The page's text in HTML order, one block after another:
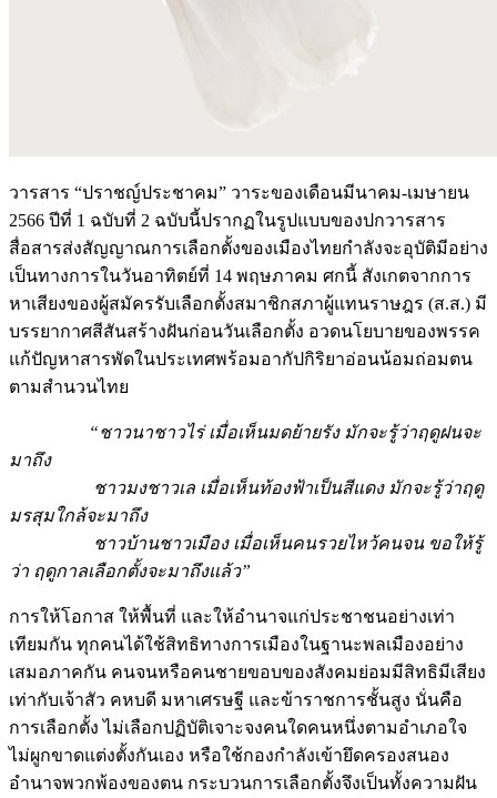
วารสาร “ปราชญ์ประชาคม” วาระของเดือนมีนาคม-เมษายน
2566 ปีที่ 1 ฉบับที่ 2 ฉบับนี้ปรากฏในรูปแบบของปกวารสาร
สื่อสารส่งสัญญาณการเลือกตั้งของเมืองไทยกำลังจะอุบัติมีอย่าง
เป็นทางการในวันอาทิตย์ที่ 14 พฤษภาคม ศกนี้ สังเกตจากการ
หาเสียงของผู้สมัครรับเลือกตั้งสมาชิกสภาผู้แทนราษฎร (ส.ส.) มี
บรรยากาศสีสันสร้างฝันก่อนวันเลือกตั้ง อวดนโยบายของพรรค
แก้ปัญหาสารพัดในประเทศพร้อมอากัปกิริยาอ่อนน้อมถ่อมตน
ตามสำนวนไทย
“ชาวนาชาวไร่ เมื่อเห็นมดย้ายรัง มักจะรู้ว่าฤดูฝนจะ
มาถึง
ชาวมงชาวเล เมื่อเห็นท้องฟ้าเป็นสีแดง มักจะรู้ว่าฤดู
มรสุมใกล้จะมาถึง
ชาวบ้านชาวเมือง เมื่อเห็นคนรวยไหว้คนจน ขอให้รู้
ว่า ฤดูกาลเลือกตั้งจะมาถึงแล้ว”
การให้โอกาส ให้พื้นที่ และให้อำนาจแก่ประชาชนอย่างเท่า
เทียมกัน ทุกคนได้ใช้สิทธิทางการเมืองในฐานะพลเมืองอย่าง
เสมอภาคกัน คนจนหรือคนชายขอบของสังคมย่อมมีสิทธิมีเสียง
เท่ากับเจ้าสัว คหบดี มหาเศรษฐี และข้าราชการชั้นสูง นั่นคือ
การเลือกตั้ง ไม่เลือกปฏิบัติเจาะจงคนใดคนหนึ่งตามอำเภอใจ
ไม่ผูกขาดแต่งตั้งกันเอง หรือใช้กองกำลังเข้ายึดครองสนอง
อำนาจพวกพ้องของตน กระบวนการเลือกตั้งจึงเป็นทั้งความฝัน